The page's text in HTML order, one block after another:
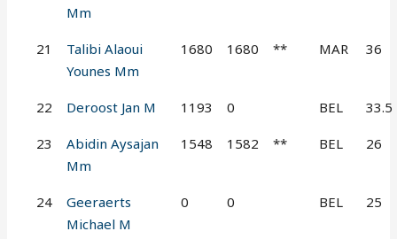
Mm
21
Talibi Alaoui
Younes Mm
1680 1680 ** MAR 36
22 Deroost Jan M 1193 0 BEL 33.5
23
Abidin Aysajan
Mm
1548 1582 ** BEL 26
24
Geeraerts
Michael M
0 0 BEL 25